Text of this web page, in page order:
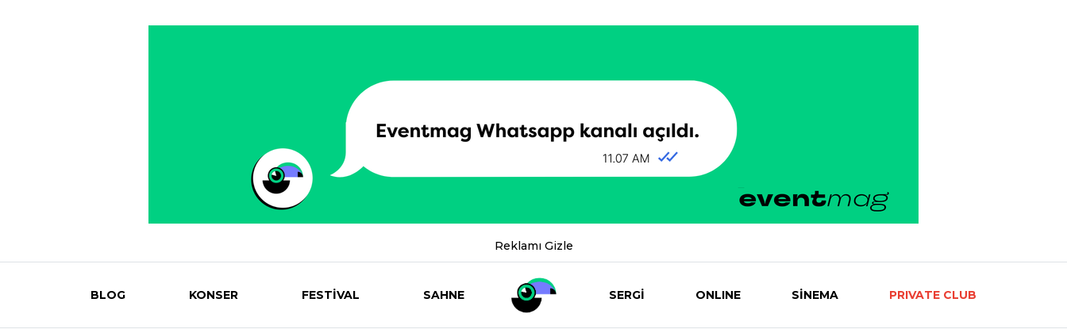
Reklamı Gizle
Eventmag
BLOG KONSER FESTİVAL SAHNE SERGİ ONLINE SİNEMA PRIVATE CLUB